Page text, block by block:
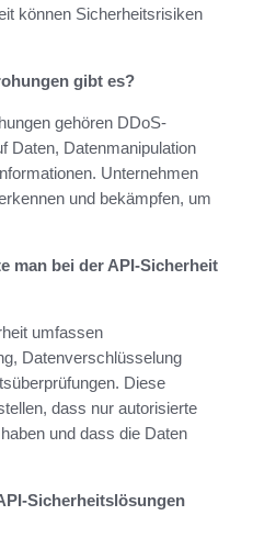
können Sicherheitsrisiken
gibt es?
gehören DDoS-
Daten, Datenmanipulation
Unternehmen
und bekämpfen, um
man bei der API-Sicherheit
umfassen
Datenverschlüsselung
Diese
dass nur autorisierte
und dass die Daten
Sicherheitslösungen